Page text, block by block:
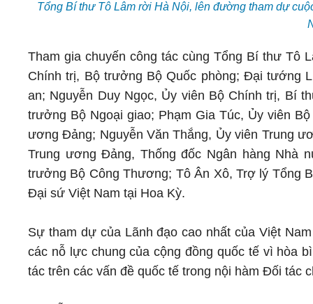
Tổng Bí thư Tô Lâm rời Hà Nội, lên đường tham dự
Tham gia chuyến công tác cùng Tổng Bí thư Tô
Chính trị, Bộ trưởng Bộ Quốc phòng; Đại tướng
an; Nguyễn Duy Ngọc, Ủy viên Bộ Chính trị, Bí
trưởng Bộ Ngoại giao; Phạm Gia Túc, Ủy viên
ương Đảng; Nguyễn Văn Thắng, Ủy viên Trung
Trung ương Đảng, Thống đốc Ngân hàng Nhà
trưởng Bộ Công Thương; Tô Ân Xô, Trợ lý Tổng
Đại sứ Việt Nam tại Hoa Kỳ.
Sự tham dự của Lãnh đạo cao nhất của Việt
các nỗ lực chung của cộng đồng quốc tế vì hòa
tác trên các vấn đề quốc tế trong nội hàm Đối tác